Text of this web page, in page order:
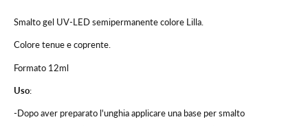
Smalto gel UV-LED semipermanente colore Lilla.
Colore tenue e coprente.
Formato 12ml
Uso:
-Dopo aver preparato l'unghia applicare una base per smalto